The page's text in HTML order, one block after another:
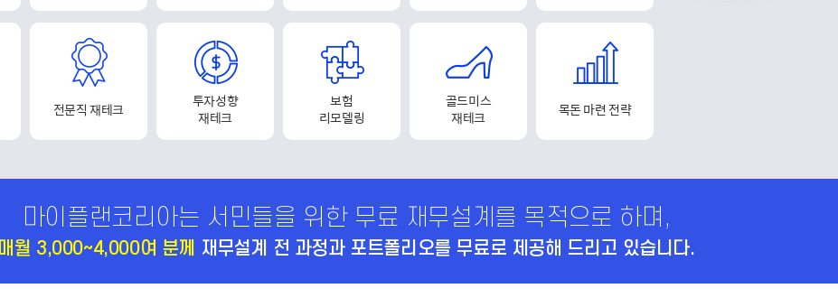
전문직 재테크
투자성향
재테크
보험
리모델링
골드미스
재테크
목돈 마련 전략
마이플랜코리아는 서민들을 위한 무료 재무설계를 목적으로 하며,
매월 3,000~4,000여 분께 재무설계 전 과정과 포트폴리오를 무료로 제공해 드리고 있습니다.